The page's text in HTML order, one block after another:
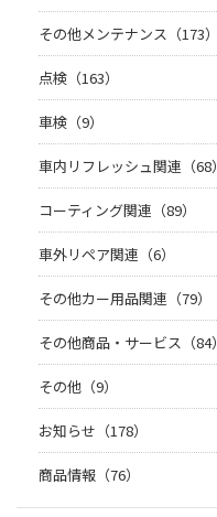
その他メンテナンス（173）
点検（163）
車検（9）
車内リフレッシュ関連（68）
コーティング関連（89）
車外リペア関連（6）
その他カー用品関連（79）
その他商品・サービス（84）
その他（9）
お知らせ（178）
商品情報（76）